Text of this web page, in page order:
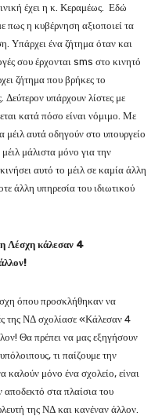
έχει η κ. Κεραμέως. Εδώ
πως η κυβέρνηση αξιοποιεί τα
Υπάρχει ένα ζήτημα όταν και
σου έρχονται sms στο κινητό
ζήτημα που βρήκες το
υπάρχουν λίστες με
κατά πόσο είναι νόμιμο. Με
μέιλ αυτά οδηγούν στο υπουργείο
μάλιστα μόνο για την
αυτό το μέιλ σε καμία άλλη
άλλη υπηρεσία του ιδιωτικού
Λέσχη κάλεσαν 4
όπου προσκλήθηκαν να
της ΝΔ σχολίασε «Κάλεσαν 4
Θα πρέπει να μας εξηγήσουν
τι παίζουμε την
καλούν μόνο ένα σχολείο, είναι
στα πλαίσια του
της ΝΔ και κανέναν άλλον.